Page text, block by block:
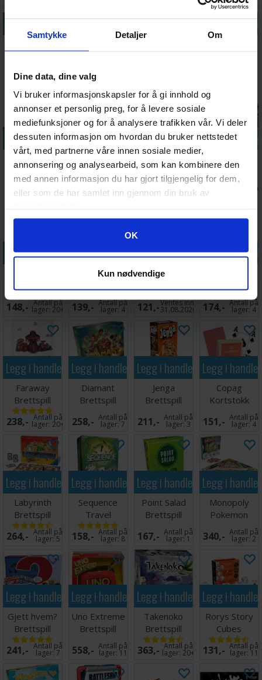
Samtykke Detaljer Om
Dine data, dine valg
Vi bruker informasjonskapsler for å gi innhold og
annonser et personlig preg, for å levere sosiale
mediefunksjoner og for å analysere trafikken vår. Vi deler
dessuten informasjon om hvordan du bruker nettstedet
vårt, med partnerne våre innen sosiale medier,
annonsering og analysearbeid, som kan kombinere den
med annen informasjon du har gjort tilgjengelig for dem,
eller som de har samlet inn gjennom din bruk av
Googles retningslinjer for personvern
OK
Kun nødvendige
Brettspill
278,-Ventes inn
18.08.2026 98,- Antall på
lager:
Legg i
Legg i handlekurven
Saboteur
Kortspill
148,- Antall på
lager:2
Legg i handlekurven
Clever
Terningspill
268,- Ventes inn
30.09.2026
Legg i handlekurven
Brettspill
192,- Antall på
lager:20+
Legg i
Brettspill
301,- Antall på
Legg i handlekurven
148,- Antall på
lager: 20+
Legg i handlekurven
Tutto
139,- Antall på
lager:4
Legg i handlekurven
Hanabi
Norsk
121,-Ventes inn
31.08.2026
Legg i
as Clever
174,- Antall på
lager:4
Legg i handlekurven
Faraway
Brettspill
238,- Antall på
lager: 20+
Legg i handlekurven
Diamant
Brettspill
258,- Antall på
lager:7
Legg i handlekurven
Jenga
Brettspill
211,- Antall på
lager:3
Legg i
Copag
Kortstokk
Pokersize
Rød 100%
plast
151,- Antall på
lager:4
Legg i handlekurven
Labyrinth
Brettspill
264,- Antall på
lager:5
Legg i handlekurven
Sequence
Travel
Brettspill -
Reiseutgave
158,- Antall på
lager:8
Legg i handlekurven
Point Salad
Brettspill
167,- Antall på
lager:1
Legg i
Monopoly
Pokemon
Edition
Brettspill
340,- Antall på
lager:2
Legg i handlekurven
Gjett hvem?
Brettspill
241,- Antall på
lager:7
Legg i handlekurven
Uno Extreme
Brettspill
558,- Antall på
lager: 11
Legg i handlekurven
Takenoko
Brettspill
(Norsk)
363,- Antall på
lager:20+
Legg i
Rorys Story
Cubes
Terningspill
131,- Antall på
lager: 11